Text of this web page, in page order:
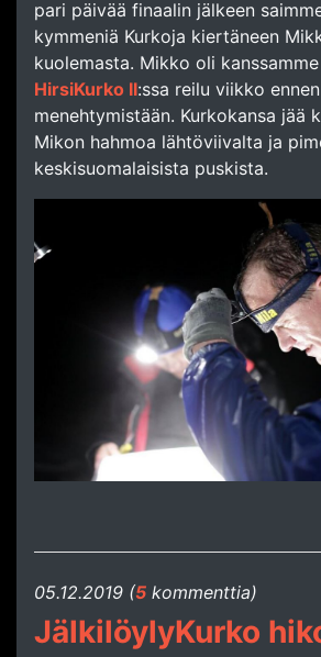
pari päivää finaalin jälkeen
kymmeniä Kurkoja kiertäneen
kuolemasta. Mikko oli
HirsiKurko II:ssa reilu viikko ennen
menehtymistään. Kurkokansa jää
Mikon hahmoa lähtöviivalta ja
keskisuomalaisista puskista.
05.​12.​2019 (5 kommenttia)
JälkilöylyKurko